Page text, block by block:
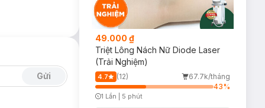
Gửi
49.000 ₫
Triệt Lông Nách Nữ Diode Laser
(Trải Nghiệm)
4.7 (12)
67.7k/tháng
43%
Timer Gray Icon
1 Lần 5 phút